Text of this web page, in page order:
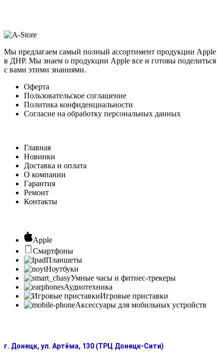
Мы предлагаем самый полный ассортимент продукции Apple
в ДНР. Мы знаем о продукции Apple все и готовы поделиться
с вами этими знаниями.
Оферта
Пользовательское соглашение
Политика конфиденциальности
Согласие на обработку персональных данных
Главная
Новинки
Доставка и оплата
О компании
Гарантия
Ремонт
Контакты
Apple
Смартфоны
Планшеты
Ноутбуки
Умные часы и фитнес-трекеры
Аудиотехника
Игровые приставки
Аксессуары для мобильных устройств
г. Донецк, ул. Артёма, 130 (ТРЦ Донецк-Сити)